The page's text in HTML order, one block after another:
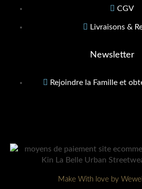
CGV
Livraisons &
Newsletter
Rejoindre la Famille et
Make With love by